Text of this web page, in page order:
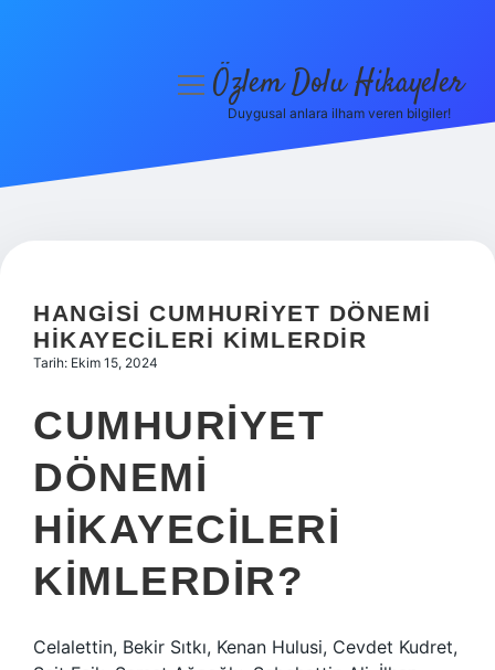
Hakkımızda
menüyüÖzlem Dolu Hikayeler
Duygusal anlara ilham veren bilgiler!
HANGISI CUMHURIYET DÖNEMI
HIKAYECILERI KIMLERDIR
Tarih: Ekim 15, 2024
CUMHURIYET
DÖNEMI
HIKAYECILERI
KIMLERDIR?
Celalettin, Bekir Sıtkı, Kenan Hulusi, Cevdet Kudret,